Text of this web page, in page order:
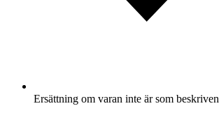
Ersättning om varan inte är som beskriven